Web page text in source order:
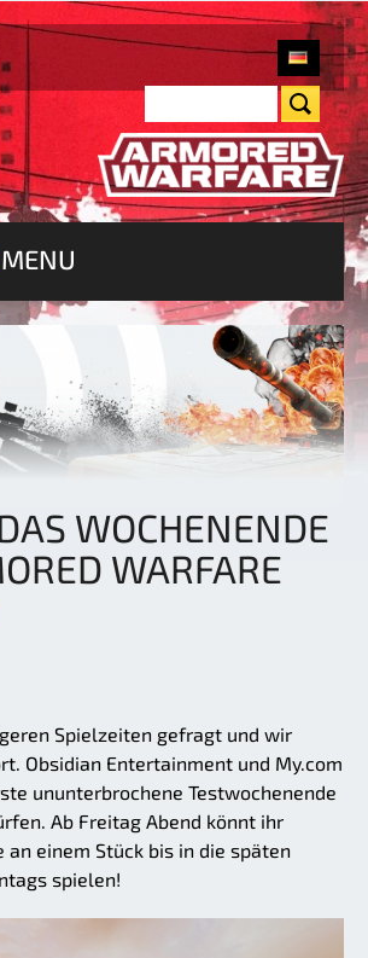
MENU
WOCHENENDE
WARFARE
Spielzeiten gefragt und wir
Obsidian Entertainment und My.com
ununterbrochene Testwochenende
Ab Freitag Abend könnt ihr
an einem Stück bis in die späten
spielen!